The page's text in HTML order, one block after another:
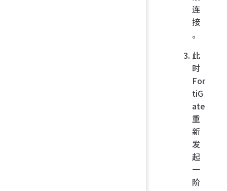
连
接
。
此
时
For
tiG
ate
重
新
发
起
一
阶